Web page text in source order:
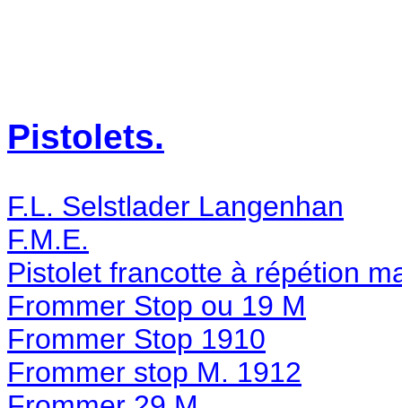
Pistolets.
F.L. Selstlader Langenhan
F.M.E.
Pistolet francotte à répétion
Frommer Stop ou 19 M
Frommer Stop 1910
Frommer stop M. 1912